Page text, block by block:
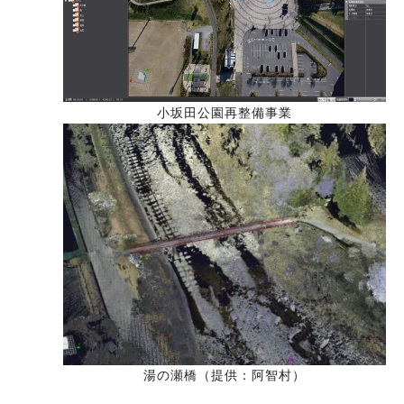
小坂田公園再整備事業
湯の瀬橋（提供：阿智村）